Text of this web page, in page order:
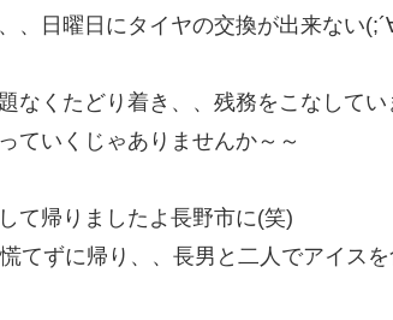
、日曜日にタイヤの交換が出来ない
なくたどり着き、、残務をこなしてい
ていくじゃありませんか～～
て帰りましたよ長野市に(笑)
てずに帰り、、長男と二人でアイスを